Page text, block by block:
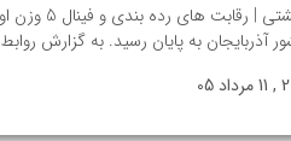
خانه
آذربایجان به پایان رسید. به گزارش
05